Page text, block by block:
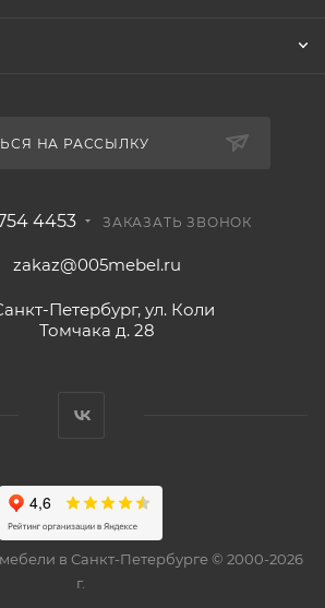
НА РАССЫЛКУ
4453 ЗАКАЗАТЬ ЗВОНОК
zakaz@005mebel.ru
Петербург, ул. Коли
Томчака д. 28
в Санкт-Петербурге © 2000-2026
г.